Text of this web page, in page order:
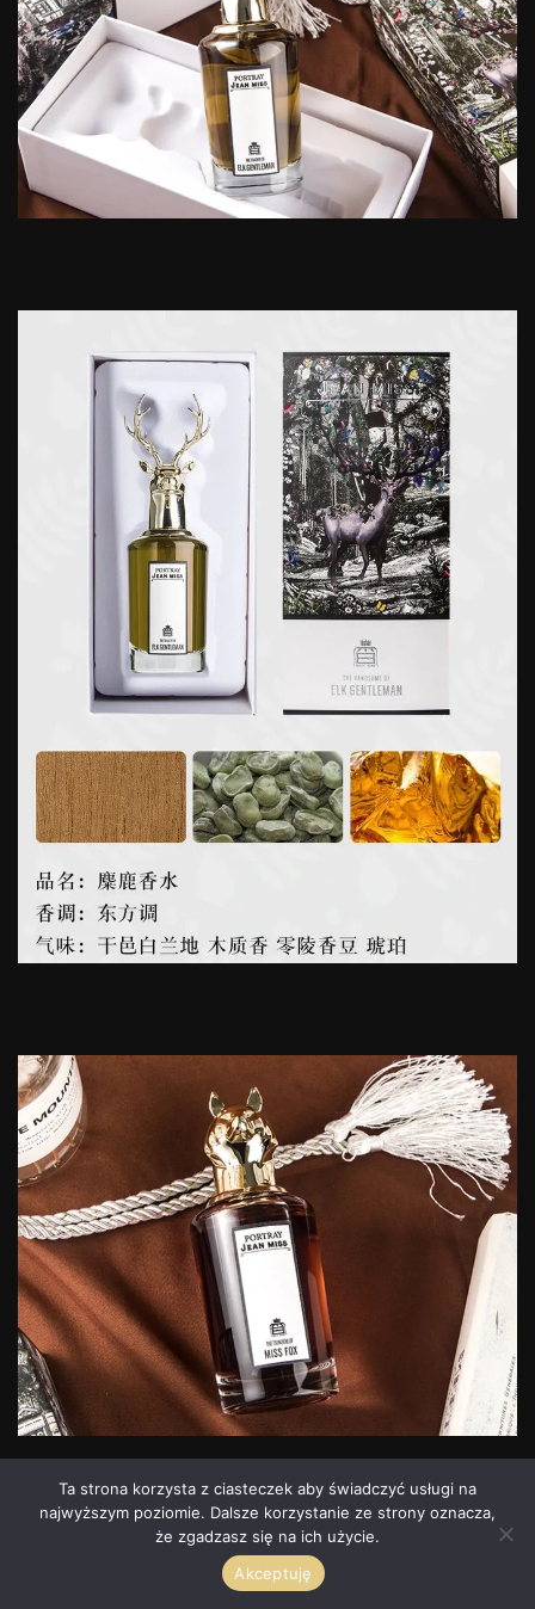
Ta strona korzysta z ciasteczek aby świadczyć usługi na
najwyższym poziomie. Dalsze korzystanie ze strony oznacza,
że zgadzasz się na ich użycie.
Akceptuję